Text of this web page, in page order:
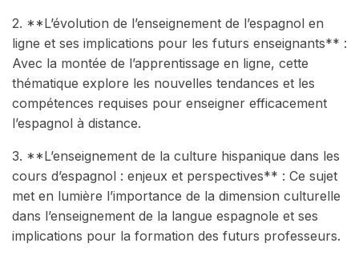
2. **L’évolution de l’enseignement de l’espagnol en
ligne et ses implications pour les futurs enseignants** :
Avec la montée de l’apprentissage en ligne, cette
thématique explore les nouvelles tendances et les
compétences requises pour enseigner efficacement
l’espagnol à distance.
3. **L’enseignement de la culture hispanique dans les
cours d’espagnol : enjeux et perspectives** : Ce sujet
met en lumière l’importance de la dimension culturelle
dans l’enseignement de la langue espagnole et ses
implications pour la formation des futurs professeurs.